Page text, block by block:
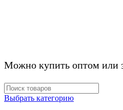
Можно купить оптом или
Выбрать категорию